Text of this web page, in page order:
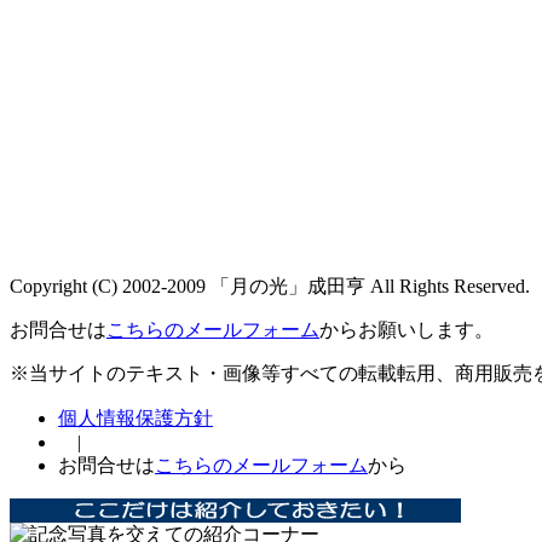
Copyright (C) 2002-2009 「月の光」成田亨 All Rights Reserved.
お問合せはこちらのメールフォームからお願いします。
※当サイトのテキスト・画像等すべての転載転用、商用販売
個人情報保護方針
|
お問合せはこちらのメールフォームから